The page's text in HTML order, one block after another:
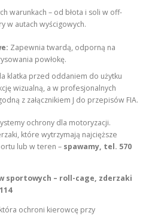
warunkach – od błota i soli w off-
w autach wyścigowych.
Zapewnia twardą, odporną na
powłokę.
klatka przed oddaniem do użytku
wizualną, a w profesjonalnych
z załącznikiem J do przepisów FIA.
ochrony dla motoryzacji.
które wytrzymają najcięższe
lub w teren – spawamy, tel. 570
sportowych – roll-cage, zderzaki
ochroni kierowcę przy